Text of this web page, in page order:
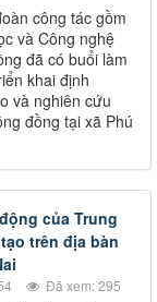
công tác gồm
và Công nghệ
đã có buổi làm
khai định
và nghiên cứu
đồng tại xã Phú
của Trung
trên địa bàn
Đã xem: 295